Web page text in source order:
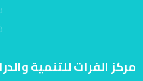
مركز الفرات للتنمية